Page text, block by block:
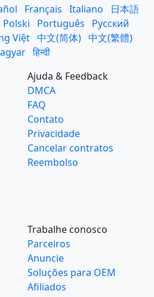
Français Italiano
日本語
Polski Português
Русский
Việt 中文(简体) 中文(繁體)
हिन्दी
Ajuda & Feedback
DMCA
FAQ
Contato
Privacidade
Cancelar contratos
Reembolso
Trabalhe conosco
Parceiros
Anuncie
Soluções para OEM
Afiliados